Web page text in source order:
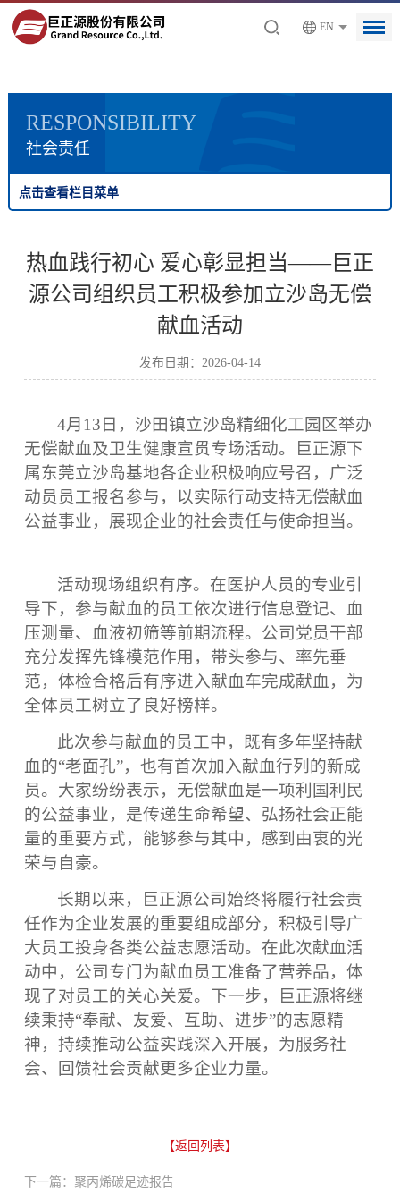
EN
RESPONSIBILITY
社会责任
点击查看栏目菜单
热血践行初心 爱心彰显担当——巨正
源公司组织员工积极参加立沙岛无偿
献血活动
发布日期：2026-04-14
4月13日，沙田镇立沙岛精细化工园区举办
无偿献血及卫生健康宣贯专场活动。巨正源下
属东莞立沙岛基地各企业积极响应号召，广泛
动员员工报名参与，以实际行动支持无偿献血
公益事业，展现企业的社会责任与使命担当。
活动现场组织有序。在医护人员的专业引
导下，参与献血的员工依次进行信息登记、血
压测量、血液初筛等前期流程。公司党员干部
充分发挥先锋模范作用，带头参与、率先垂
范，体检合格后有序进入献血车完成献血，为
全体员工树立了良好榜样。
此次参与献血的员工中，既有多年坚持献
血的“老面孔”，也有首次加入献血行列的新成
员。大家纷纷表示，无偿献血是一项利国利民
的公益事业，是传递生命希望、弘扬社会正能
量的重要方式，能够参与其中，感到由衷的光
荣与自豪。
长期以来，巨正源公司始终将履行社会责
任作为企业发展的重要组成部分，积极引导广
大员工投身各类公益志愿活动。在此次献血活
动中，公司专门为献血员工准备了营养品，体
现了对员工的关心关爱。下一步，巨正源将继
续秉持“奉献、友爱、互助、进步”的志愿精
神，持续推动公益实践深入开展，为服务社
会、回馈社会贡献更多企业力量。
【返回列表】
下一篇：聚丙烯碳足迹报告